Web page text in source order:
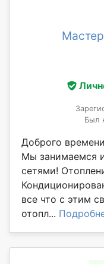
Был
Доброго
Мы занимаемся
сетями!
все что с этим
отопл...